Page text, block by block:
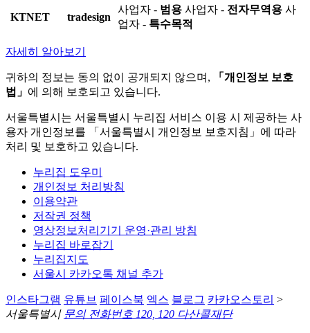
KTNET tradesign
사업자 - 범용 사업자 - 전자무역용 사
업자 - 특수목적
자세히 알아보기
귀하의 정보는 동의 없이 공개되지 않으며,
「개인정보 보호
법」 에 의해 보호되고 있습니다.
서울특별시는 서울특별시 누리집 서비스 이용 시 제공하는 사
용자 개인정보를 「서울특별시 개인정보 보호지침」에 따라
처리 및 보호하고 있습니다.
누리집 도우미
개인정보 처리방침
이용약관
저작권 정책
영상정보처리기기 운영·관리 방침
누리집 바로잡기
누리집지도
서울시 카카오톡 채널 추가
인스타그램 유튜브 페이스북 엑스 블로그 카카오스토리 >
서울특별시 문의 전화번호 120, 120 다산콜재단